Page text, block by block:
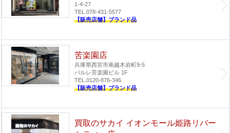
1-4-27
TEL.078-431-5577
【販売店舗】ブランド品
苦楽園店
兵庫県西宮市南越木岩町9-5
パルレ苦楽園ビル 1F
TEL.0120-876-346
【販売店舗】ブランド品
買取のサカイ イオンモール姫路リバー